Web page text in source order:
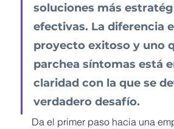
soluciones más
efectivas. La diferencia
proyecto exitoso y uno
parchea síntomas está
claridad con la que se
verdadero desafío.
Da el primer paso hacia una